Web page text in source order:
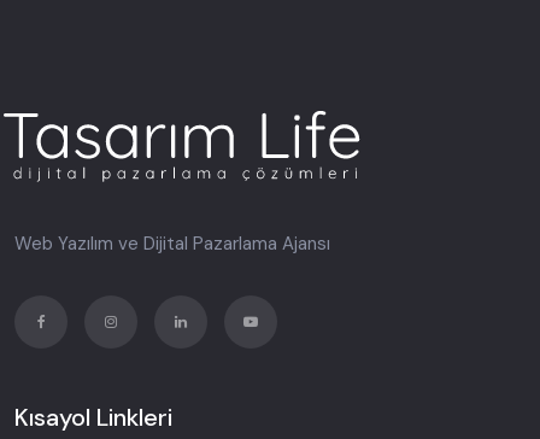
Web Yazılım ve Dijital Pazarlama Ajansı
Kısayol Linkleri